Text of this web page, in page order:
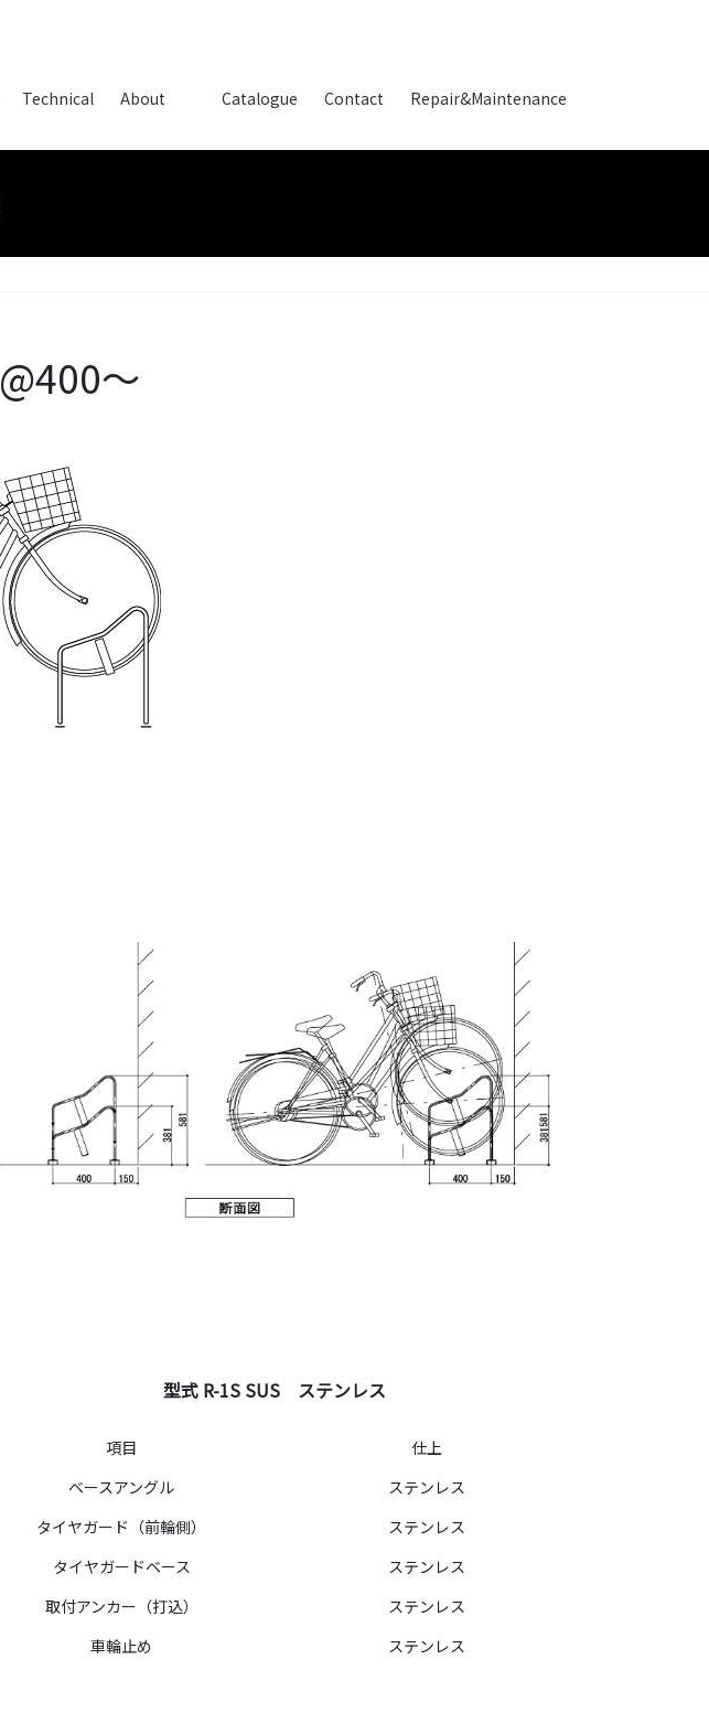
Technical About Catalogue Contact Repair&Maintenance
@400～
型式 R-1S SUS ステンレス
項目
仕上
ベースアングル
ステンレス
タイヤガード（前輪側）
ステンレス
タイヤガードベース
ステンレス
取付アンカー（打込）
ステンレス
車輪止め
ステンレス